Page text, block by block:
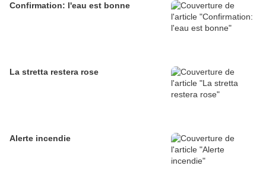
Confirmation: l'eau est bonne
La stretta restera rose
Alerte incendie